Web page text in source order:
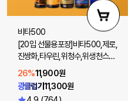
비타500
[20입 선물용포장]비타500,제로,
진쌍화,타우린,위청수,위생천스파
클링제로 20입
26%11,900원
광클럽가11,300원